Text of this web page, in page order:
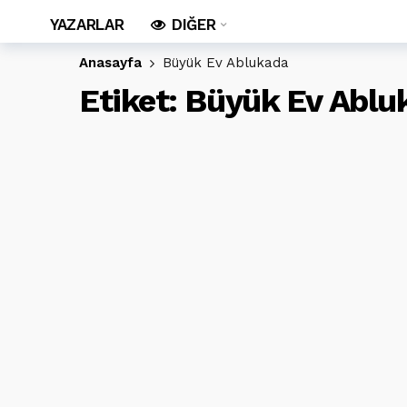
YAZARLAR DIĞER
Anasayfa Büyük Ev Ablukada
Etiket: Büyük Ev